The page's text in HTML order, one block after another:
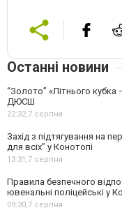
Останні новини
“Золото” «Літнього кубка
ДЮСШ
22:32,7 серпня
Захід з підтягування на
для всіх” у Конотопі
13:31,7 серпня
Правила безпечного
ювенальні поліцейські у
09:30,7 серпня